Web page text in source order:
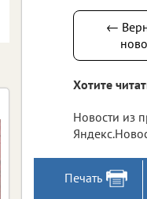
←
Хотите
Новости из
Печать